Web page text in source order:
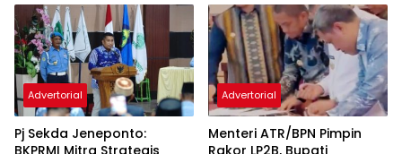
Layanan Administrasi
Kependudukan
Advertorial
Pj Sekda Jeneponto:
Advertorial
Menteri ATR/BPN Pimpin